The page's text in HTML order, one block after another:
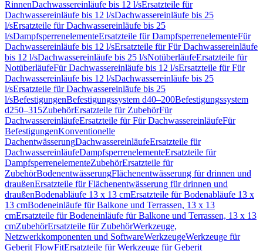
RinnenDachwassereinläufe bis 12 l/sErsatzteile für
Dachwassereinläufe bis 12 l/sDachwassereinläufe bis 25
l/sErsatzteile für Dachwassereinläufe bis 25
l/sDampfsperrenelementeErsatzteile für DampfsperrenelementeFür
Dachwassereinläufe bis 12 l/sErsatzteile für Für Dachwassereinläufe
bis 12 l/sDachwassereinläufe bis 25 l/sNotüberläufeErsatzteile für
NotüberläufeFür Dachwassereinläufe bis 12 l/sErsatzteile für Für
Dachwassereinläufe bis 12 l/sDachwassereinläufe bis 25
l/sErsatzteile für Dachwassereinläufe bis 25
l/sBefestigungenBefestigungssystem d40–200Befestigungssystem
d250–315ZubehörErsatzteile für ZubehörFür
DachwassereinläufeErsatzteile für Für DachwassereinläufeFür
BefestigungenKonventionelle
DachentwässerungDachwassereinläufeErsatzteile für
DachwassereinläufeDampfsperrenelementeErsatzteile für
DampfsperrenelementeZubehörErsatzteile für
ZubehörBodenentwässerungFlächenentwässerung für drinnen und
draußenErsatzteile für Flächenentwässerung für drinnen und
draußenBodenabläufe 13 x 13 cmErsatzteile für Bodenabläufe 13 x
13 cmBodeneinläufe für Balkone und Terrassen, 13 x 13
cmErsatzteile für Bodeneinläufe für Balkone und Terrassen, 13 x 13
cmZubehörErsatzteile für ZubehörWerkzeuge,
Netzwerkkomponenten und SoftwareWerkzeugeWerkzeuge für
Geberit FlowFitErsatzteile für Werkzeuge für Geberit